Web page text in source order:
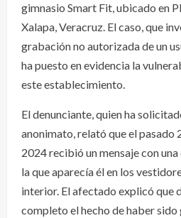
gimnasio Smart Fit, ubicado en
Xalapa, Veracruz. El caso, que
grabación no autorizada de un
ha puesto en evidencia la
este establecimiento.
El denunciante, quien ha
anonimato, relató que el pasado
2024 recibió un mensaje con
la que aparecía él en los
interior. El afectado explicó que
completo el hecho de haber